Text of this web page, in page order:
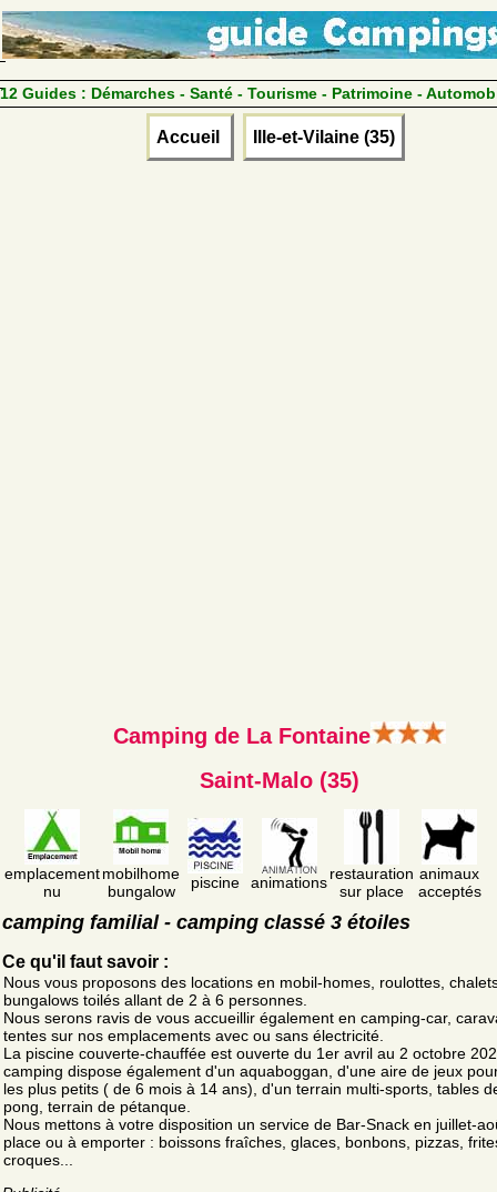
12 Guides : Démarches - Santé - Tourisme - Patrimoine -
Accueil Ille-et-Vilaine (35)
Camping de La Fontaine
Saint-Malo (35)
emplacement
nu
mobilhome
bungalow
piscine animationsrestauration
sur place
animaux
acceptés
camping familial - camping classé 3 étoiles
Ce qu'il faut savoir :
Nous vous proposons des locations en mobil-homes, roulottes,
bungalows toilés allant de 2 à 6 personnes.
Nous serons ravis de vous accueillir également en camping-car,
tentes sur nos emplacements avec ou sans électricité.
La piscine couverte-chauffée est ouverte du 1er avril au 2 octobre
camping dispose également d'un aquaboggan, d'une aire de jeux
les plus petits ( de 6 mois à 14 ans), d'un terrain multi-sports, tables
pong, terrain de pétanque.
Nous mettons à votre disposition un service de Bar-Snack en juillet-
place ou à emporter : boissons fraîches, glaces, bonbons, pizzas,
croques...